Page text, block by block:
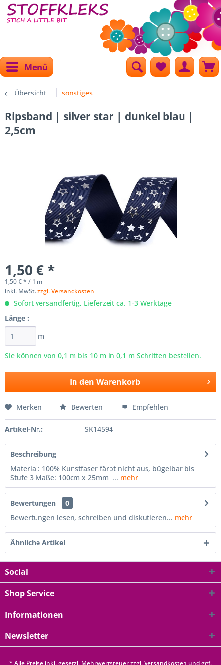
Menü
Übersicht sonstiges
Ripsband | silver star | dunkel blau |
2,5cm
1,50 € *
1,50 € * / 1 m
inkl. MwSt.zzgl. Versandkosten
Sofort versandfertig, Lieferzeit ca. 1-3 Werktage
Länge :
m
Sie können von 0,1 m bis 10 m in 0,1 m Schritten bestellen.
In den Warenkorb
Merken Bewerten Empfehlen
Artikel-Nr.: SK14594
Beschreibung
Material: 100% Kunstfaser färbt nicht aus, bügelbar bis
Stufe 3 Maße: 100cm x 25mm ... mehr
Bewertungen
0
Bewertungen lesen, schreiben und diskutieren... mehr
Ähnliche Artikel
Social
Shop Service
Informationen
Newsletter
* Alle Preise inkl. gesetzl. Mehrwertsteuer zzgl.Versandkosten und ggf.